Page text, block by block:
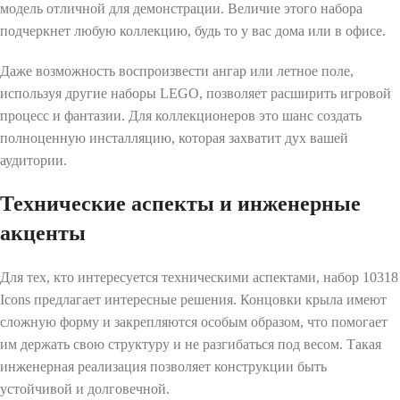
модель отличной для демонстрации. Величие этого набора
подчеркнет любую коллекцию, будь то у вас дома или в офисе.
Даже возможность воспроизвести ангар или летное поле,
используя другие наборы LEGO, позволяет расширить игровой
процесс и фантазии. Для коллекционеров это шанс создать
полноценную инсталляцию, которая захватит дух вашей
аудитории.
Технические аспекты и инженерные
акценты
Для тех, кто интересуется техническими аспектами, набор 10318
Icons предлагает интересные решения. Концовки крыла имеют
сложную форму и закрепляются особым образом, что помогает
им держать свою структуру и не разгибаться под весом. Такая
инженерная реализация позволяет конструкции быть
устойчивой и долговечной.